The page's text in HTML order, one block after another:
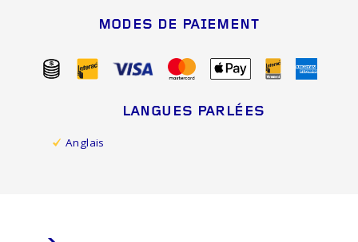
MODES DE PAIEMENT
LANGUES PARLÉES
Anglais